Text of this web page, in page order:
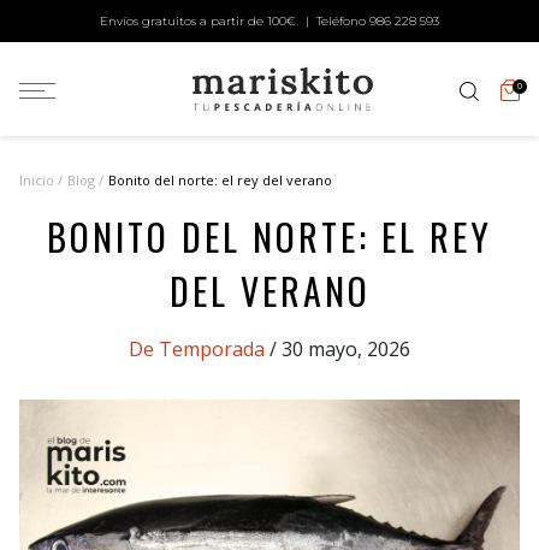
Envíos gratuitos a partir de 100€. | Teléfono 986 228 593
0
Inicio Blog Bonito del norte: el rey del verano
BONITO DEL NORTE: EL REY
DEL VERANO
Categories
De Temporada / 30 mayo, 2026